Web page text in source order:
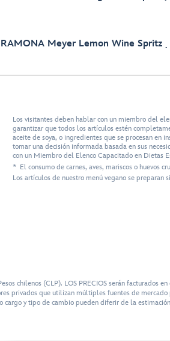
RAMONA Meyer Lemon Wine Spritz
Los visitantes deben hablar con un miembro del
garantizar que todos los artículos estén
aceite de soya, o ingredientes que se procesan en
tomar una decisión informada basada en sus
con un Miembro del Elenco Capacitado en Dietas
* El consumo de carnes, aves, mariscos o huevos
Los artículos de nuestro menú vegano se preparan
chilenos (CLP). LOS PRECIOS serán
privados que utilizan múltiples fuentes de
cargo y tipo de cambio pueden diferir de la